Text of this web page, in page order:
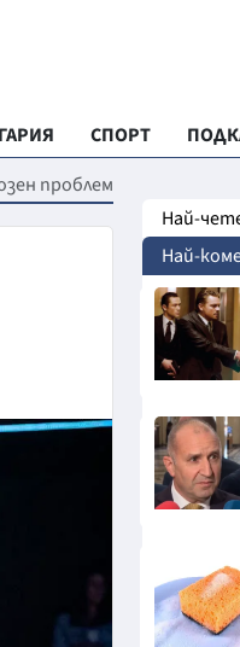
СПОРТ
СТАНДАРТ
АКАДЕМИЯ "ЧУДЕСАТА
ХРАНА
проблем
Най-
Най-